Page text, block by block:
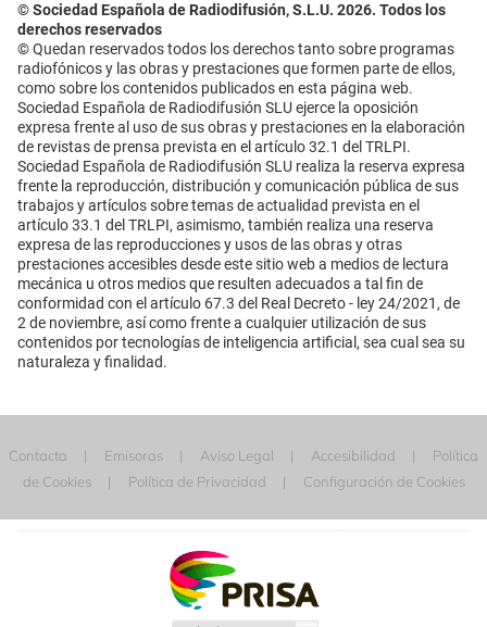
© Sociedad Española de Radiodifusión, S.L.U. 2026. Todos los
derechos reservados
© Quedan reservados todos los derechos tanto sobre programas
radiofónicos y las obras y prestaciones que formen parte de ellos,
como sobre los contenidos publicados en esta página web.
Sociedad Española de Radiodifusión SLU ejerce la oposición
expresa frente al uso de sus obras y prestaciones en la elaboración
de revistas de prensa prevista en el artículo 32.1 del TRLPI.
Sociedad Española de Radiodifusión SLU realiza la reserva expresa
frente la reproducción, distribución y comunicación pública de sus
trabajos y artículos sobre temas de actualidad prevista en el
artículo 33.1 del TRLPI, asimismo, también realiza una reserva
expresa de las reproducciones y usos de las obras y otras
prestaciones accesibles desde este sitio web a medios de lectura
mecánica u otros medios que resulten adecuados a tal fin de
conformidad con el artículo 67.3 del Real Decreto - ley 24/2021, de
2 de noviembre, así como frente a cualquier utilización de sus
contenidos por tecnologías de inteligencia artificial, sea cual sea su
naturaleza y finalidad.
Contacta Emisoras Aviso Legal Accesibilidad
Política
de Cookies
Política de Privacidad Configuración de Cookies